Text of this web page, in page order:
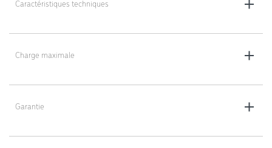
Caractéristiques techniques
Dimensions : 134 x 60 x 73 cm
Charge maximale
200 kg
Garantie
5 ans